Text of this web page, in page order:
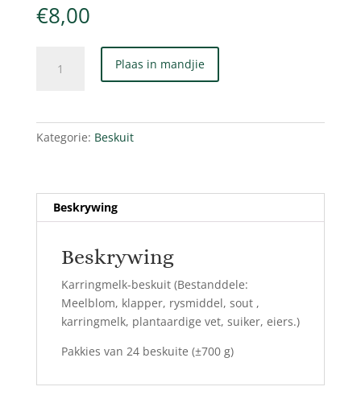
€8,00
beskuit
Plaas in mandjie
Kategorie: Beskuit
Beskrywing
Beskrywing
Karringmelk-beskuit (Bestanddele:
Meelblom, klapper, rysmiddel, sout ,
karringmelk, plantaardige vet, suiker, eiers.)
Pakkies van 24 beskuite (±700 g)